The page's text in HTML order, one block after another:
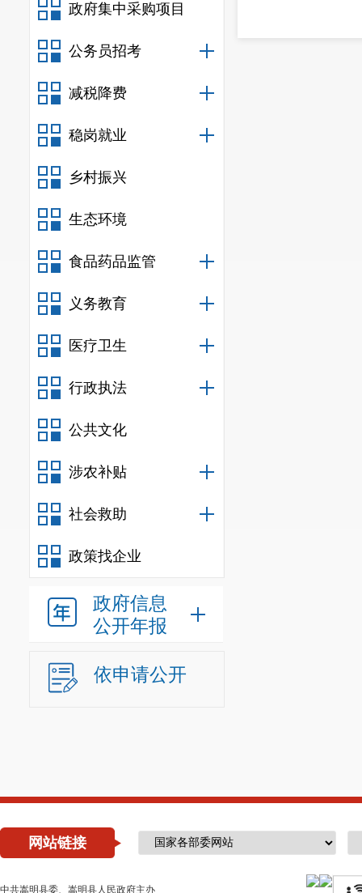
政府集中采购项目
公务员招考
减税降费
稳岗就业
乡村振兴
生态环境
食品药品监管
义务教育
医疗卫生
行政执法
公共文化
涉农补贴
社会救助
政策找企业
政府信息
公开年报
依申请公开
网站链接
中共嵩明县委、嵩明县人民政府主办